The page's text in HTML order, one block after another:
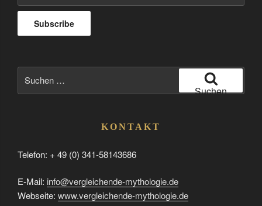
nach:
Suchen
KONTAKT
Telefon: + 49 (0) 341-58143686
E-Mail: info@vergleichende-mythologie.de
Webseite: www.vergleichende-mythologie.de